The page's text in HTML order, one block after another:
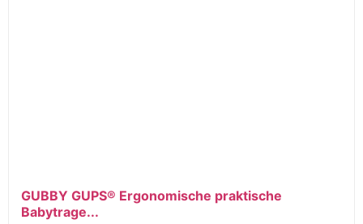
GUBBY GUPS® Ergonomische praktische
Babytrage...